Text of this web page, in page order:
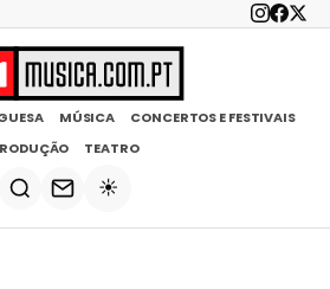
MÚSICA
CONCERTOS E FESTIVAIS
TEATRO
☀️